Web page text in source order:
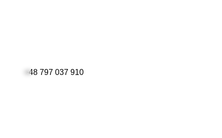
+48 797 037 910